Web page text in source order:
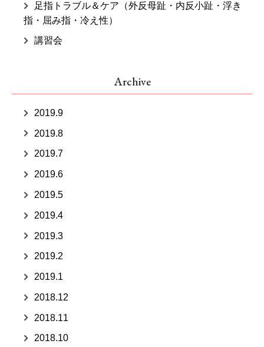
足指トラブル＆ケア（外反母趾・内反小趾・浮き
指・屈み指・冷え性）
講習会
Archive
2019.9
2019.8
2019.7
2019.6
2019.5
2019.4
2019.3
2019.2
2019.1
2018.12
2018.11
2018.10